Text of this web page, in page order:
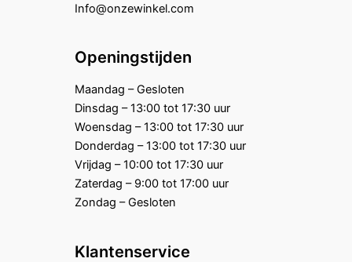
Info@onzewinkel.com
Openingstijden
Maandag – Gesloten
Dinsdag – 13:00 tot 17:30 uur
Woensdag – 13:00 tot 17:30 uur
Donderdag – 13:00 tot 17:30 uur
Vrijdag – 10:00 tot 17:30 uur
Zaterdag – 9:00 tot 17:00 uur
Zondag – Gesloten
Klantenservice